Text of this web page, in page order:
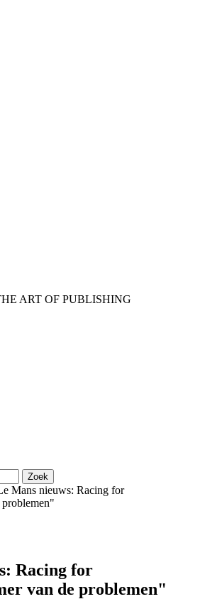
ART OF PUBLISHING
Mans nieuws: Racing for
Racing for
van de problemen"